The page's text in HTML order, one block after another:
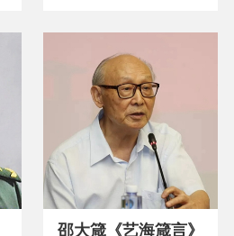
邵大箴《艺海箴言》